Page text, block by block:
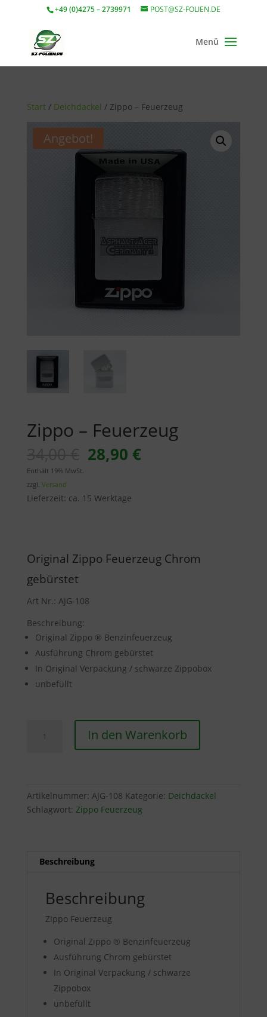
+49 (0)4275 – 2739971 POST@SZ-FOLIEN.DE
Start/ Deichdackel / Zippo – Feuerzeug
Angebot!
Zippo – Feuerzeug
Ursprünglicher
Preis
34,00 €
28,90 €Aktueller
Preis
Enthält 19% MwSt.
zzgl. Versand
Lieferzeit: ca. 15 Werktage
Original Zippo Feuerzeug Chrom
gebürstet
Art Nr.: AJG-108
Beschreibung:
Original Zippo ® Benzinfeuerzeug
Ausführung Chrom gebürstet
In Original Verpackung / schwarze Zippobox
unbefüllt
In den Warenkorb
Artikelnummer: AJG-108 Kategorie: Deichdackel
Schlagwort: Zippo Feuerzeug
Beschreibung
Beschreibung
Zippo Feuerzeug
Original Zippo ® Benzinfeuerzeug
Ausführung Chrom gebürstet
In Original Verpackung / schwarze
Zippobox
unbefüllt